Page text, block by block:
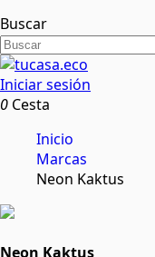
Buscar
Iniciar sesión
0 Cesta
Inicio
Marcas
Neon Kaktus
Neon Kaktus